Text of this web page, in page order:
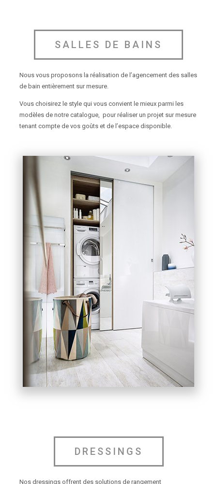
SALLES DE BAINS
Nous vous proposons la réalisation de l’agencement des salles
de bain entièrement sur mesure.
Vous choisirez le style qui vous convient le mieux parmi les
modèles de notre catalogue, pour réaliser un projet sur mesure
tenant compte de vos goûts et de l’espace disponible.
DRESSINGS
Nos dressings offrent des solutions de rangement